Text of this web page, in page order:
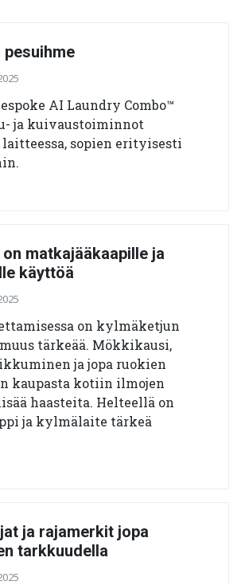
pesuihme
AI Laundry Combo™
ja kuivaustoiminnot
sopien erityisesti
matkajääkaapille ja
käyttöä
on kylmäketjun
tärkeää. Mökkikausi,
ja jopa ruokien
kaupasta kotiin ilmojen
haasteita. Helteellä on
ja kylmälaite tärkeä
ja rajamerkit jopa
tarkkuudella